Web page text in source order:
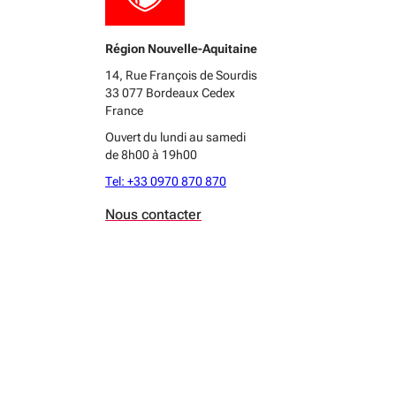
le
le
Région Nouvelle-Aquitaine
14, Rue François de Sourdis
33 077 Bordeaux Cedex
France
Ouvert du lundi au samedi
de 8h00 à 19h00
Tel: +33 0970 870 870
Nous contacter